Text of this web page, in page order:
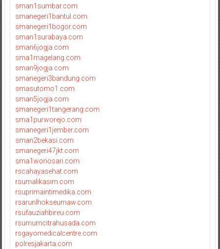
sman1sumbar.com
smanegeri1bantul.com
smanegeri1bogor.com
sman1surabaya.com
sman6jogja.com
sma1magelang.com
sman9jogja.com
smanegeri3bandung.com
smasutomo1.com
sman5jogja.com
smanegeri1tangerang.com
sma1purworejo.com
smanegeri1jember.com
sman2bekasi.com
smanegeri47jkt.com
sma1wonosari.com
rscahayasehat.com
rsumalikasim.com
rsuprimaintimedika.com
rsarunlhokseumaw.com
rsufauziahbireu.com
rsumumcitrahusada.com
rsgayomedicalcentre.com
polresjakarta.com